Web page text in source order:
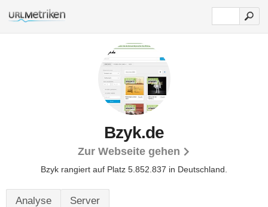
Bzyk.de
Zur Webseite gehen
Bzyk rangiert auf Platz 5.852.837 in Deutschland.
Analyse Server